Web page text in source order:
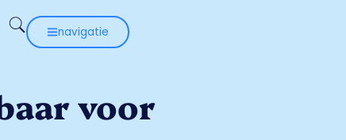
navigatie
voor